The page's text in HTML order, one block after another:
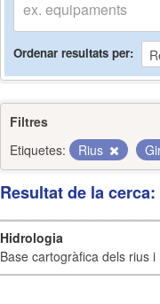
Ordenar resultats per
Filtres
Etiquetes:
Rius
Resultat de la
Hidrologia
Base cartogràfica dels rius